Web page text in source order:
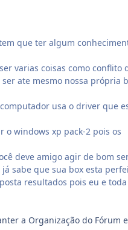
que ter algum
varias coisas como conflito
ate mesmo nossa própria
usa o driver que
o windows xp pack-2 pois os
deve amigo agir de bom
sabe que sua box esta
resultados pois eu e toda
a Organização do Fórum e